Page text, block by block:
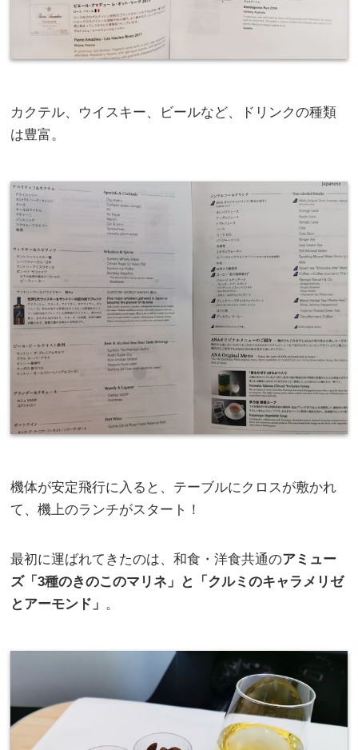
カクテル、ウイスキー、ビールなど、ドリンクの種類
は豊富。
機体が安定飛行に入ると、テーブルにクロスが敷かれ
て、機上のランチがスタート！
最初に運ばれてきたのは、和食・洋食共通のアミュー
ズ「3種のきのこのマリネ」と「クルミのキャラメリゼ
とアーモンド」 。